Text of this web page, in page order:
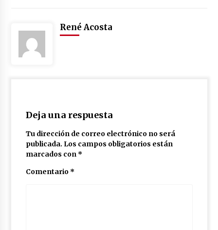
René Acosta
Deja una respuesta
Tu dirección de correo electrónico no será
publicada. Los campos obligatorios están
marcados con *
Comentario *